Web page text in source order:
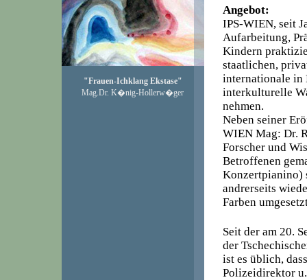
"Frauen-Ichklang Ekstase"
Mag.Dr. K�nig-Hollerw�ger
Angebot:
IPS-WIEN, seit
Aufarbeitung,
Kindern
staatlichen,
internationale in
interkulturelle
nehmen.
Neben seiner
WIEN Mag: Dr.
Forscher und
Betroffenen
Konzertpianino)
andrerseits
Farben
Seit der am 20.
der
ist es üblich,
Polizeidirektor